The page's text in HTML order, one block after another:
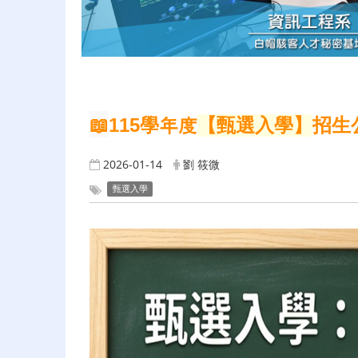
📖115學年度 【甄選入學】招生
2026-01-14 劉 筱微
甄選入學